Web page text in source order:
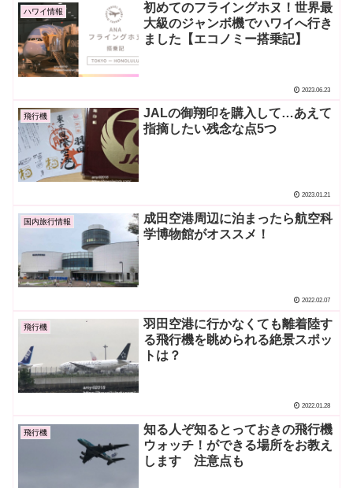
ハワイ情報
初めてのフライングホヌ！世界最
大級のジャンボ機でハワイへ行き
ました【エコノミー搭乗記】
2023.06.23
飛行機
JALの御翔印を購入して…あえて
指摘したい残念な点5つ
2023.01.21
国内旅行情報
成田空港周辺に泊まったら航空科
学博物館がオススメ！
2022.02.07
飛行機
羽田空港に行かなくても離着陸す
る飛行機を眺められる絶景スポッ
トは？
2022.01.28
飛行機
知る人ぞ知るとっておきの飛行機
ウォッチ！ができる場所をお教え
します 注意点も